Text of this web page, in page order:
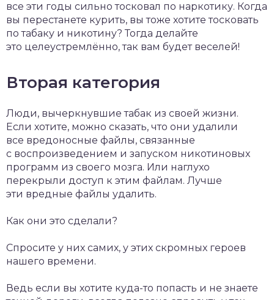
все эти годы сильно тосковал по наркотику. Когда
вы перестанете курить, вы тоже хотите тосковать
по табаку и никотину? Тогда делайте
это целеустремлённо, так вам будет веселей!
Вторая категория
Люди, вычеркнувшие табак из своей жизни.
Если хотите, можно сказать, что они удалили
все вредоносные файлы, связанные
с воспроизведением и запуском никотиновых
программ из своего мозга. Или наглухо
перекрыли доступ к этим файлам. Лучше
эти вредные файлы удалить.
Как они это сделали?
Спросите у них самих, у этих скромных героев
нашего времени.
Ведь если вы хотите куда-то попасть и не знаете